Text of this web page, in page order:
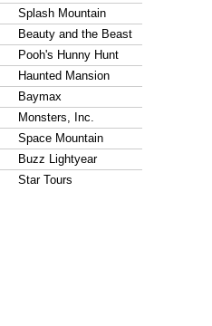
Splash Mountain
Beauty and the Beast
Pooh's Hunny Hunt
Haunted Mansion
Baymax
Monsters, Inc.
Space Mountain
Buzz Lightyear
Star Tours